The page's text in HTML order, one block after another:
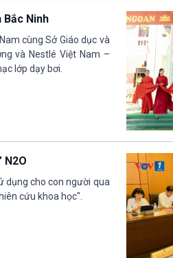
Ninh
cùng Sở Giáo dục và
và Nestlé Việt Nam –
lớp dạy bơi.
N2O
dụng cho con người qua
cứu khoa học".